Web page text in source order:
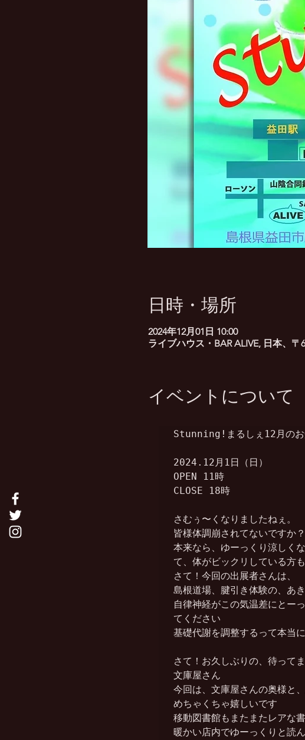
日時・場所
2024年12月01日 10:00
ライブハウス・BAR ALIVE, 日本、
イベントについて
Stunning!まるしぇ12月のお
2024.12月1日（日）
OPEN 11時
CLOSE 18時
さむぅ〜くなりましたねぇ。
皆様体調崩されてないですか？
本来なら、ゆーっくり涼しく
て、体がビックリしている方
さて！今回の出展者さんは、
島根道場、腱引き体験の、あ
自律神経がこの気温差にとー
てください
基礎代謝を調整するって本当
さて！お久しぶりの、待って
文庫屋さん
今回は、文庫屋さんの奥様と
めちゃくちゃ嬉しいです
移動図書館もまたまたレアな
暖かい店内でゆーっくりと読